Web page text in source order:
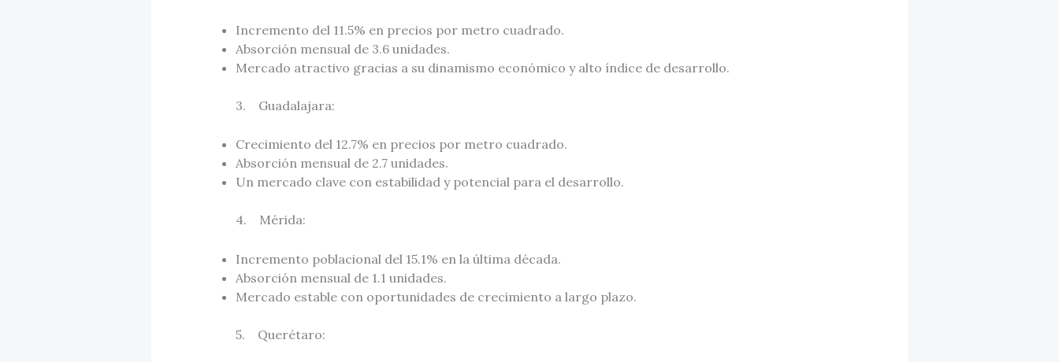
Incremento del 11.5% en precios por metro cuadrado.
Absorción mensual de 3.6 unidades.
Mercado atractivo gracias a su dinamismo económico y alto índice de desarrollo.
3. Guadalajara:
Crecimiento del 12.7% en precios por metro cuadrado.
Absorción mensual de 2.7 unidades.
Un mercado clave con estabilidad y potencial para el desarrollo.
4. Mérida:
Incremento poblacional del 15.1% en la última década.
Absorción mensual de 1.1 unidades.
Mercado estable con oportunidades de crecimiento a largo plazo.
5. Querétaro: